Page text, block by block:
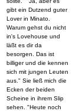
gibt ein Dutzend guter
Lover in Minato.
Warum gehst du nicht
in's Lovehouse und
läßt es dir da
besorgen. Das ist
billiger und die kennen
sich mit jungen Leuten
aus." Sie ließ mich die
Ecken der beiden
Scheine in ihrem Slip
sehen. "Heute noch